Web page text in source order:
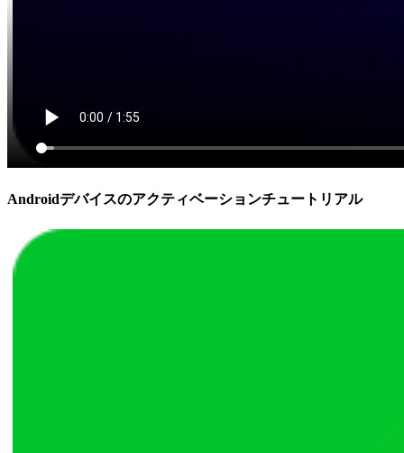
Androidデバイスのアクティベーションチュートリアル